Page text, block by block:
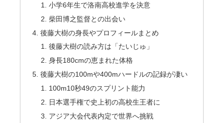
小学6年生で洛南高校進学を決意
柴田博之監督との出会い
後藤大樹の身長やプロフィールまとめ
後藤大樹の読み方は「たいじゅ」
身長180cmの恵まれた体格
後藤大樹の100mや400mハードルの記録が凄い
100m10秒49のスプリント能力
日本選手権で史上初の高校生王者に
アジア大会代表内定で世界へ挑戦